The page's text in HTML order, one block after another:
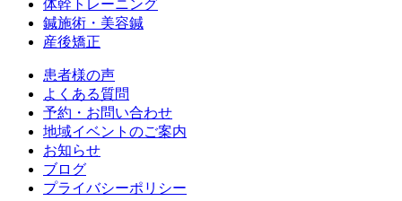
体幹トレーニング
鍼施術・美容鍼
産後矯正
患者様の声
よくある質問
予約・お問い合わせ
地域イベントのご案内
お知らせ
ブログ
プライバシーポリシー